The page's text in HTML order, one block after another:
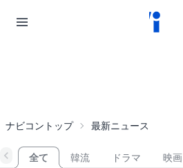
ナビコントップ 最新ニュース
全て 韓流 ドラマ 映画